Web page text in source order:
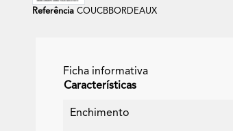
Referência COUCBBORDEAUX
Ficha informativa
Características
Enchimento